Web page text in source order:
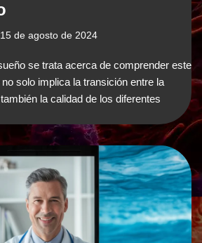
15 de agosto de 2024
se trata acerca de comprender este
solo implica la transición entre la
la calidad de los diferentes